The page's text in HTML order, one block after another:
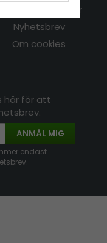
Populära sökningar
Nyhetsbrev
Om cookies
här för att
ANMÄL MIG
endast